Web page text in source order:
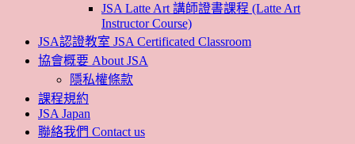
JSA Latte Art 講師證書課程 (Latte Art
Instructor Course)
JSA認證教室 JSA Certificated Classroom
協會概要 About JSA
隱私權條款
課程規約
JSA Japan
聯絡我們 Contact us